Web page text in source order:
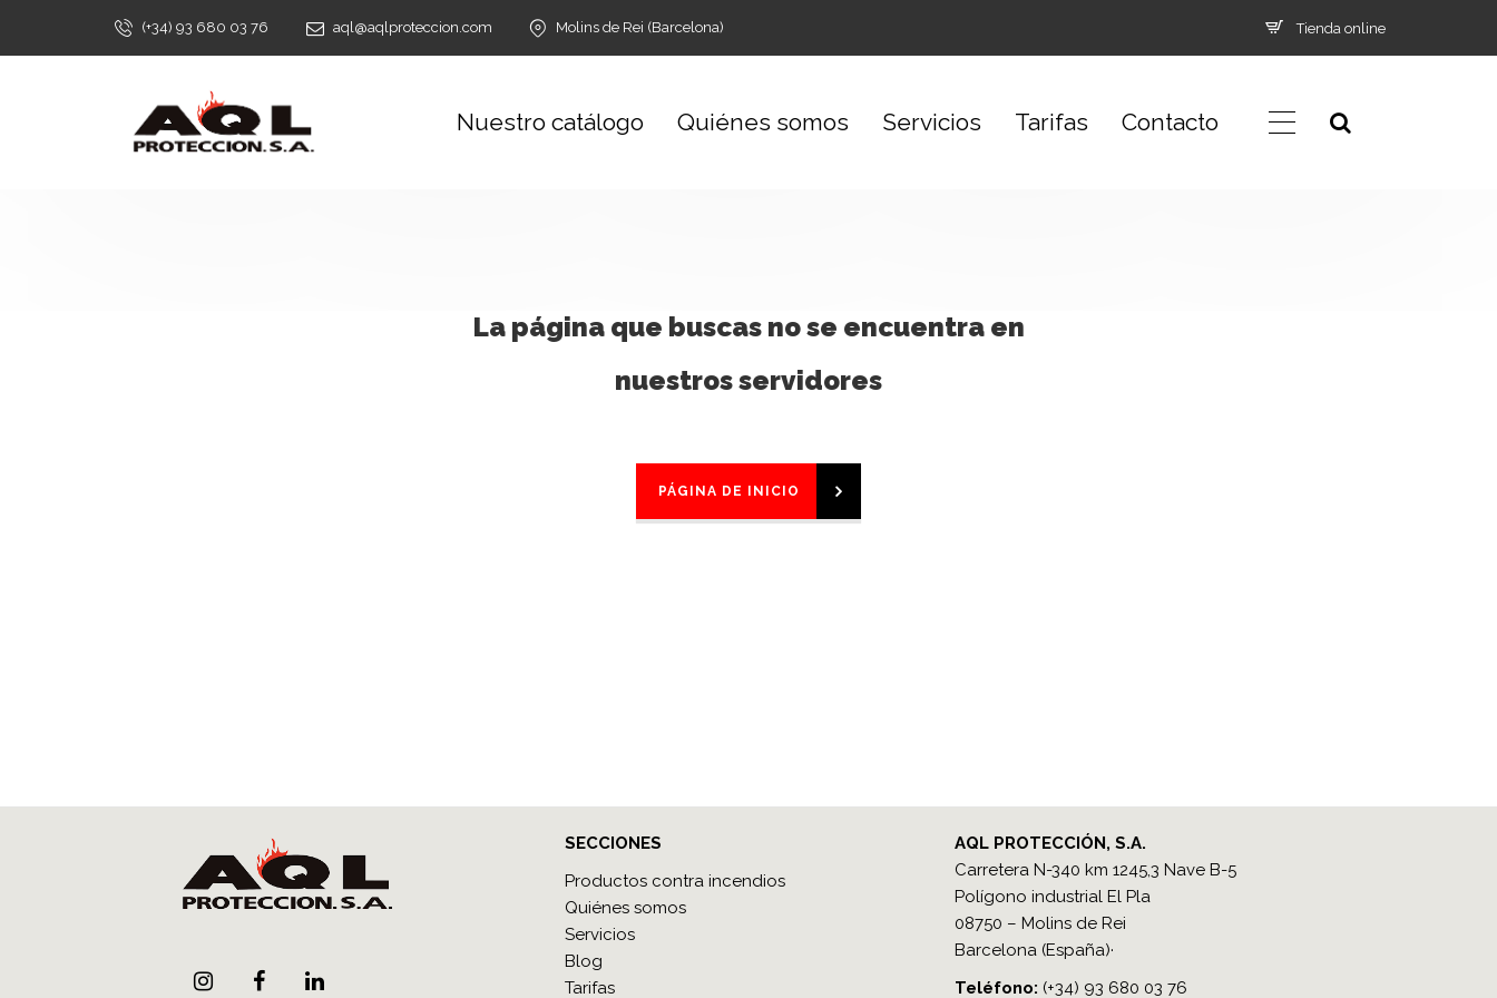
(+34) 93 680 03 76 aql@aqlproteccion.com Molins de Rei (Barcelona) Tienda online
Nuestro catálogo Quiénes somos Servicios Tarifas Contacto
La página que buscas no se encuentra en
nuestros servidores
PÁGINA DE INICIO
SECCIONES
Productos contra incendios
Quiénes somos
Servicios
Blog
Tarifas
AQL PROTECCIÓN, S.A.
Carretera N-340 km 1245,3 Nave B-5
Polígono industrial El Pla
08750 – Molins de Rei
Barcelona (España)·
Teléfono​: (+34) 93 680 03 76